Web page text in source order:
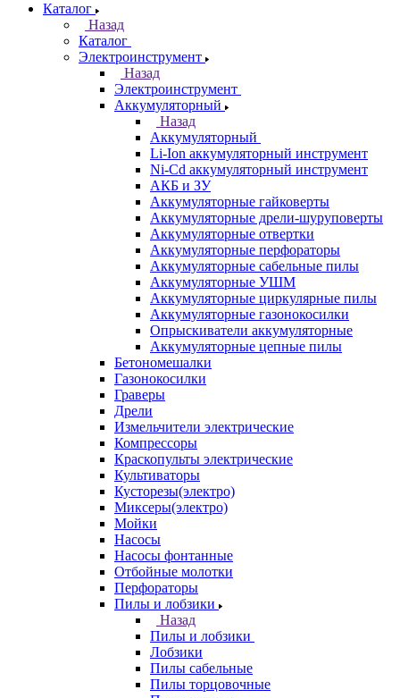
Каталог
Назад
Каталог
Электроинструмент
Назад
Электроинструмент
Аккумуляторный
Назад
Аккумуляторный
Li-Ion аккумуляторный инструмент
Ni-Cd аккумуляторный инструмент
АКБ и ЗУ
Аккумуляторные гайковерты
Аккумуляторные дрели-шуруповерты
Аккумуляторные отвертки
Аккумуляторные перфораторы
Аккумуляторные сабельные пилы
Аккумуляторные УШМ
Аккумуляторные циркулярные пилы
Аккумуляторные газонокосилки
Опрыскиватели аккумуляторные
Аккумуляторные цепные пилы
Бетономешалки
Газонокосилки
Граверы
Дрели
Измельчители электрические
Компрессоры
Краскопульты электрические
Культиваторы
Кусторезы(электро)
Миксеры(электро)
Мойки
Насосы
Насосы фонтанные
Отбойные молотки
Перфораторы
Пилы и лобзики
Назад
Пилы и лобзики
Лобзики
Пилы сабельные
Пилы торцовочные